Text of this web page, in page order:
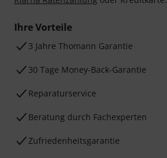
Ihre Vorteile
3 Jahre Thomann Garantie
30 Tage Money-Back-Garantie
Reparaturservice
Beratung durch Fachexperten
Zufriedenheitsgarantie